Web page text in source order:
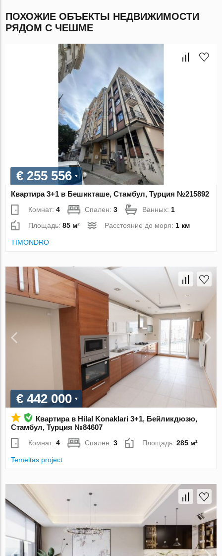
ПОХОЖИЕ ОБЪЕКТЫ НЕДВИЖИМОСТИ
РЯДОМ С ЧЕШМЕ
€ 255 556
Квартира 3+1 в Бешикташе, Стамбул, Турция №215892
Комнат:4 Спален:3 Ванных: 1
Площадь:85 м² Расстояние до моря: 1 км
TIMONDRO
€ 442 000
Квартира в Hilal Konaklari 3+1, Бейликдюзю,
Стамбул, Турция №84607
Комнат:4 Спален:3 Площадь:285 м²
Temeltas project